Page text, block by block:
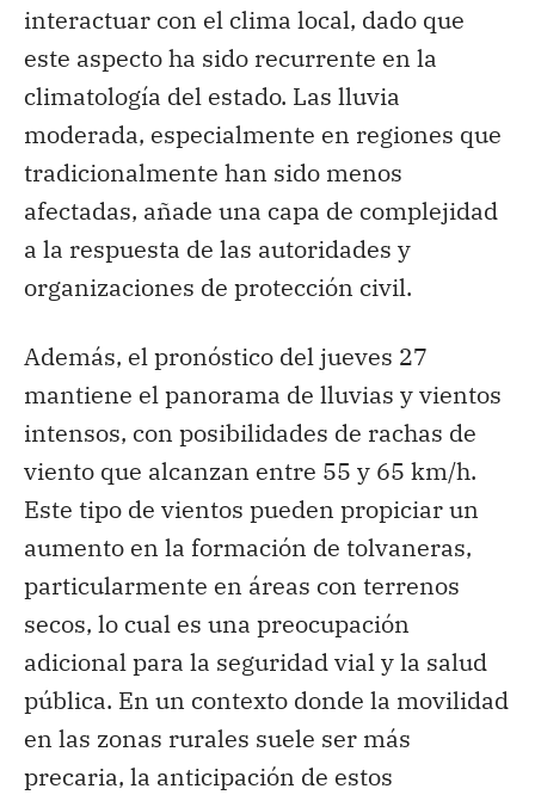
interactuar con el clima local, dado que
este aspecto ha sido recurrente en la
climatología del estado. Las lluvia
moderada, especialmente en regiones que
tradicionalmente han sido menos
afectadas, añade una capa de complejidad
a la respuesta de las autoridades y
organizaciones de protección civil.
Además, el pronóstico del jueves 27
mantiene el panorama de lluvias y vientos
intensos, con posibilidades de rachas de
viento que alcanzan entre 55 y 65 km/h.
Este tipo de vientos pueden propiciar un
aumento en la formación de tolvaneras,
particularmente en áreas con terrenos
secos, lo cual es una preocupación
adicional para la seguridad vial y la salud
pública. En un contexto donde la movilidad
en las zonas rurales suele ser más
precaria, la anticipación de estos